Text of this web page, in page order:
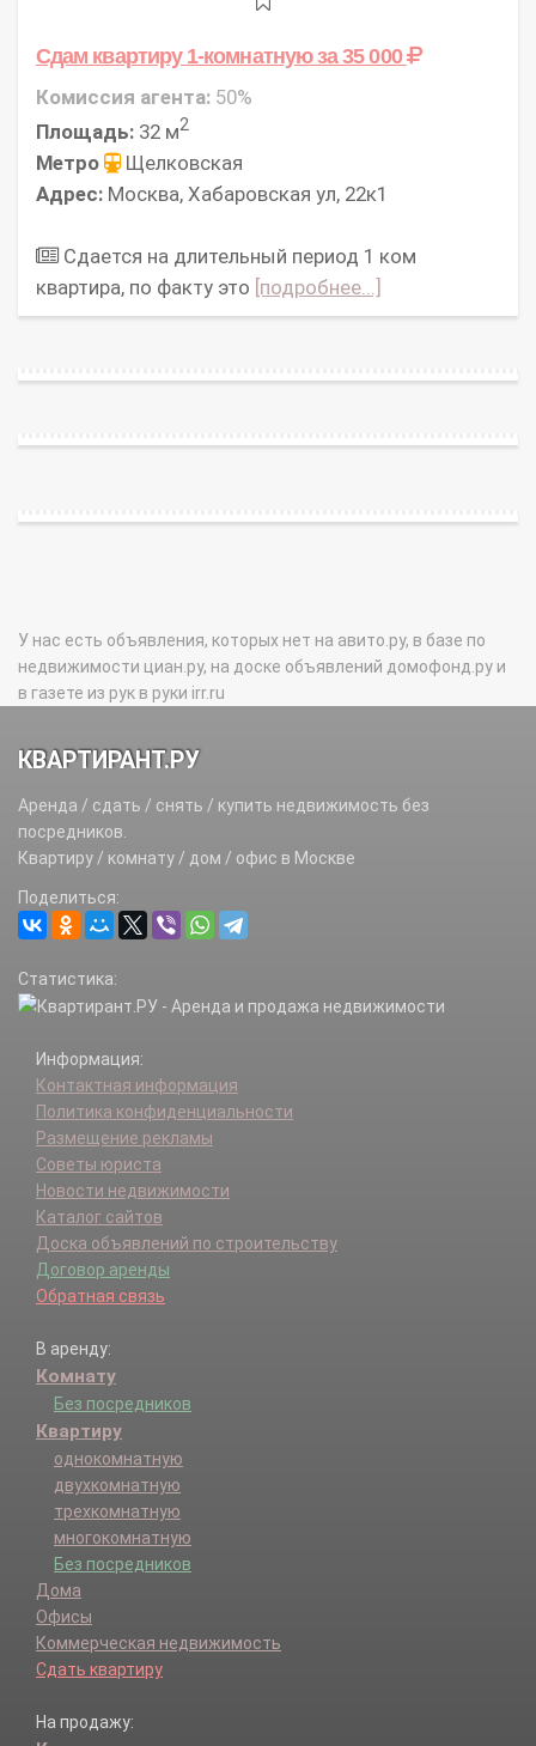
Сдам квартиру 1-комнатнуюза 35 000
Комиссия агента: 50%
Площадь: 32 м2
Метро
Щелковская
Адрес: Москва, Хабаровская ул, 22к1
Сдается на длительный период 1 ком
квартира, по факту это [подробнее...]
У нас есть объявления, которых нет на авито.ру, в базе по
недвижимости циан.ру, на доске объявлений домофонд.ру и
в газете из рук в руки irr.ru
КВАРТИРАНТ.РУ
Аренда / сдать / снять / купить недвижимость без
посредников.
Квартиру / комнату / дом / офис в Москве
Поделиться:
Статистика:
Информация:
Контактная информация
Политика конфиденциальности
Размещение рекламы
Советы юриста
Новости недвижимости
Каталог сайтов
Доска объявлений по строительству
Договор аренды
Обратная связь
В аренду:
Комнату
Без посредников
Квартиру
однокомнатную
двухкомнатную
трехкомнатную
многокомнатную
Без посредников
Дома
Офисы
Коммерческая недвижимость
Сдать квартиру
На продажу: